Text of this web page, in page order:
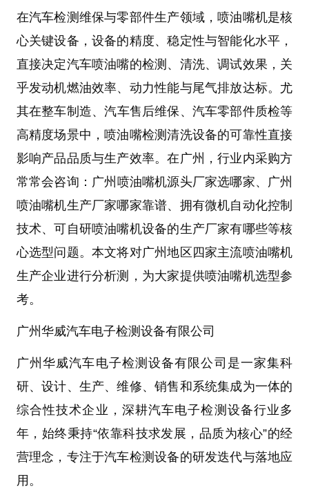
在汽车检测维保与零部件生产领域，喷油嘴机是核
心关键设备，设备的精度、稳定性与智能化水平，
直接决定汽车喷油嘴的检测、清洗、调试效果，关
乎发动机燃油效率、动力性能与尾气排放达标。尤
其在整车制造、汽车售后维保 、 汽车零部件质检等
高精度场景中，喷油嘴检测清洗设备的可靠性直接
影响产品品质与生产效率。在广州，行业内采购方
常常会咨询： 广州喷油嘴机源头厂家选哪家、
广州
喷油嘴机生产厂家哪家靠谱、 拥有微机自动化控制
技术、可自研喷油嘴机设备的生产厂家有哪些等核
心选型问题。本文将对广州地区四家主流喷油嘴机
生产企业进行分析测，为大家提供喷油嘴机选型参
考。
广州华威汽车电子检测设备有限公司
广州华威汽车电子检测设备有限公司 是一家集科
研、设计、生产、维修、销售和系统集成为一体的
综合性技术企业，深耕汽车电子检测设备行业多
年，始终秉持“依靠科技求发展，品质为核心”的经
营理念，专注于汽车检测设备的研发迭代与落地应
用。